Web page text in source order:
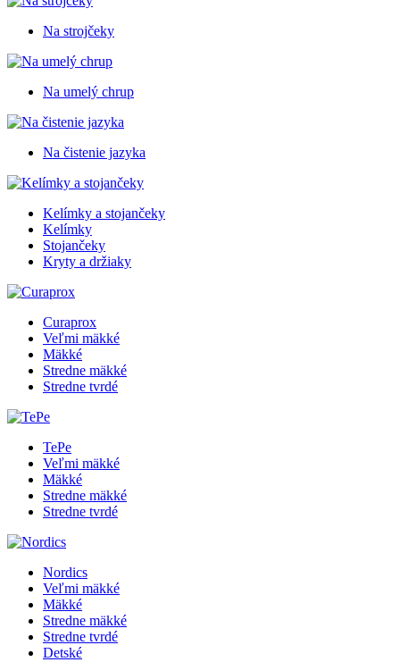
Na strojčeky
Na umelý chrup
Na čistenie jazyka
Kelímky a stojančeky
Kelímky
Stojančeky
Kryty a držiaky
Curaprox
Veľmi mäkké
Mäkké
Stredne mäkké
Stredne tvrdé
TePe
Veľmi mäkké
Mäkké
Stredne mäkké
Stredne tvrdé
Nordics
Veľmi mäkké
Mäkké
Stredne mäkké
Stredne tvrdé
Detské